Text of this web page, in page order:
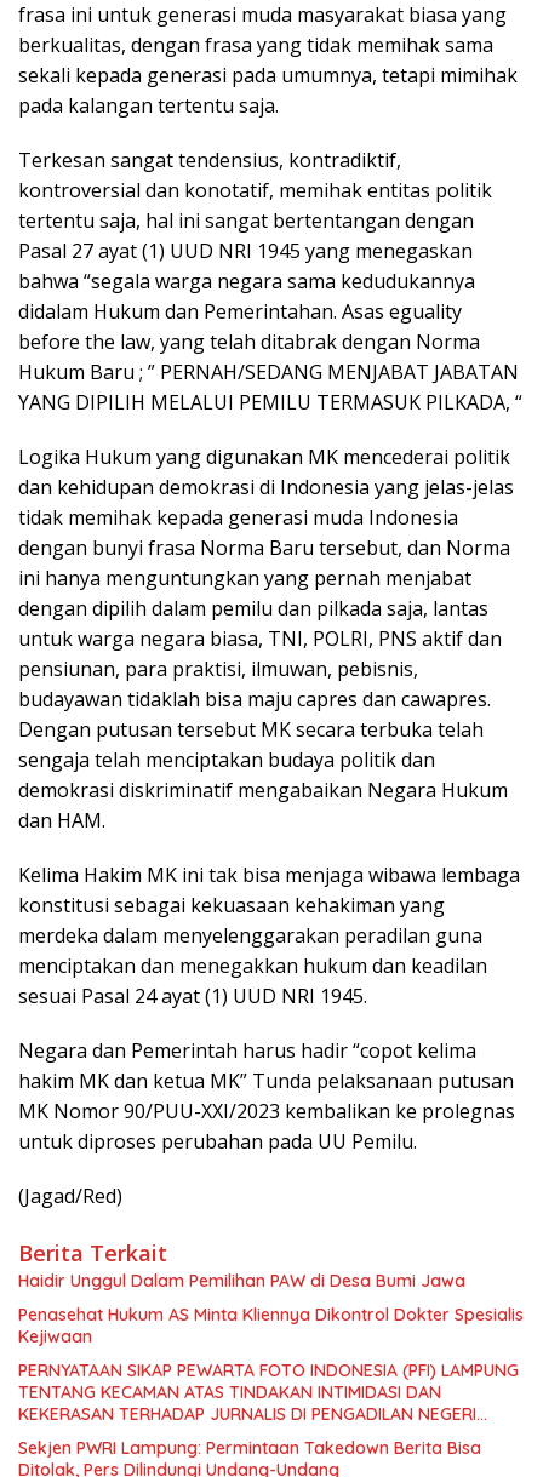
frasa ini untuk generasi muda masyarakat biasa yang
berkualitas, dengan frasa yang tidak memihak sama
sekali kepada generasi pada umumnya, tetapi mimihak
pada kalangan tertentu saja.
Terkesan sangat tendensius, kontradiktif,
kontroversial dan konotatif, memihak entitas politik
tertentu saja, hal ini sangat bertentangan dengan
Pasal 27 ayat (1) UUD NRI 1945 yang menegaskan
bahwa “segala warga negara sama kedudukannya
didalam Hukum dan Pemerintahan. Asas eguality
before the law, yang telah ditabrak dengan Norma
Hukum Baru ; ” PERNAH/SEDANG MENJABAT JABATAN
YANG DIPILIH MELALUI PEMILU TERMASUK PILKADA, “
Logika Hukum yang digunakan MK mencederai politik
dan kehidupan demokrasi di Indonesia yang jelas-jelas
tidak memihak kepada generasi muda Indonesia
dengan bunyi frasa Norma Baru tersebut, dan Norma
ini hanya menguntungkan yang pernah menjabat
dengan dipilih dalam pemilu dan pilkada saja, lantas
untuk warga negara biasa, TNI, POLRI, PNS aktif dan
pensiunan, para praktisi, ilmuwan, pebisnis,
budayawan tidaklah bisa maju capres dan cawapres.
Dengan putusan tersebut MK secara terbuka telah
sengaja telah menciptakan budaya politik dan
demokrasi diskriminatif mengabaikan Negara Hukum
dan HAM.
Kelima Hakim MK ini tak bisa menjaga wibawa lembaga
konstitusi sebagai kekuasaan kehakiman yang
merdeka dalam menyelenggarakan peradilan guna
menciptakan dan menegakkan hukum dan keadilan
sesuai Pasal 24 ayat (1) UUD NRI 1945.
Negara dan Pemerintah harus hadir “copot kelima
hakim MK dan ketua MK” Tunda pelaksanaan putusan
MK Nomor 90/PUU-XXI/2023 kembalikan ke prolegnas
untuk diproses perubahan pada UU Pemilu.
(Jagad/Red)
Berita Terkait
Haidir Unggul Dalam Pemilihan PAW di Desa Bumi Jawa
Penasehat Hukum AS Minta Kliennya Dikontrol Dokter Spesialis
Kejiwaan
PERNYATAAN SIKAP PEWARTA FOTO INDONESIA (PFI) LAMPUNG
TENTANG KECAMAN ATAS TINDAKAN INTIMIDASI DAN
KEKERASAN TERHADAP JURNALIS DI PENGADILAN NEGERI
TANJUNG KARANG.
Sekjen PWRI Lampung: Permintaan Takedown Berita Bisa
Ditolak, Pers Dilindungi Undang-Undang